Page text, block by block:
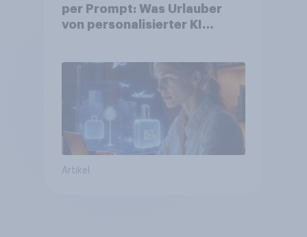
per Prompt: Was Urlauber
von personalisierter KI
bereits genutzt werden
Artikel